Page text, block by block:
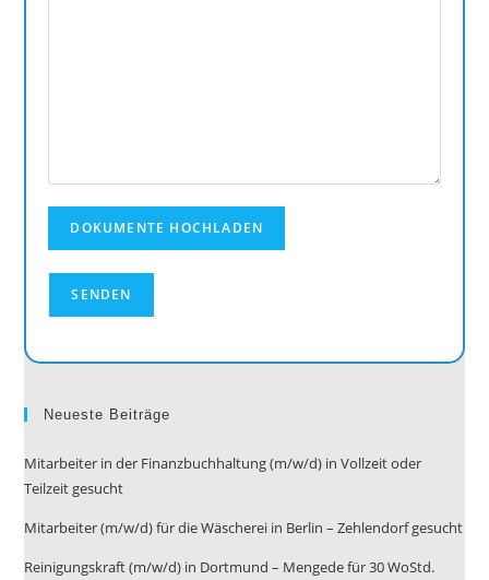
Neueste Beiträge
Mitarbeiter in der Finanzbuchhaltung (m/w/d) in Vollzeit oder
Teilzeit gesucht
Mitarbeiter (m/w/d) für die Wäscherei in Berlin – Zehlendorf gesucht
Reinigungskraft (m/w/d) in Dortmund – Mengede für 30 WoStd.